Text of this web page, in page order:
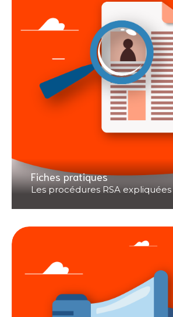
Fiches pratiques
Les procédures RSA